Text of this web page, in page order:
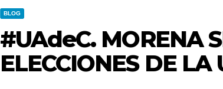
BLOG
#UAdeC. MORENA
ELECCIONES DE LA